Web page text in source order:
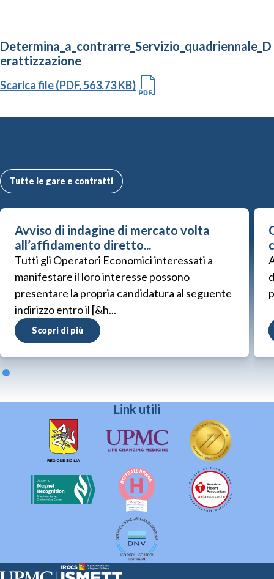
Determina_a_contrarre_Servizio_quadriennale_D
erattizzazione
Scarica file (PDF, 563.73 KB)
Tutte le gare e contratti
Avviso di indagine di mercato volta
all’affidamento diretto...
Tutti gli Operatori Economici interessati a
manifestare il loro interesse possono
presentare la propria candidatura al seguente
indirizzo entro il [&h...
Scopri di più
Link utili